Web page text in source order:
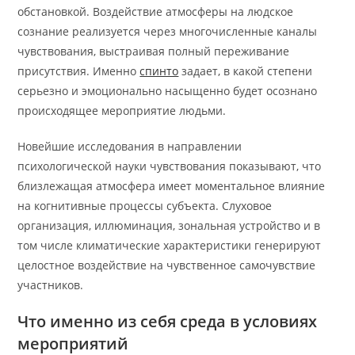
обстановкой. Воздействие атмосферы на людское
сознание реализуется через многочисленные каналы
чувствования, выстраивая полный переживание
присутствия. Именноспинто задает, в какой степени
серьезно и эмоционально насыщенно будет осознано
происходящее мероприятие людьми.
Новейшие исследования в направлении
психологической науки чувствования показывают, что
близлежащая атмосфера имеет моментальное влияние
на когнитивные процессы субъекта. Слуховое
организация, иллюминация, зональная устройство и в
том числе климатические характеристики генерируют
целостное воздействие на чувственное самочувствие
участников.
Что именно из себя среда в условиях
мероприятий